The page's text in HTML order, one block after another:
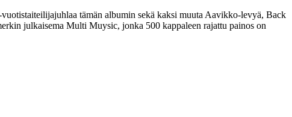
tämän albumin sekä kaksi muuta Aavikko-levyä, Back
julkaisema Multi Muysic, jonka 500 kappaleen rajattu painos on